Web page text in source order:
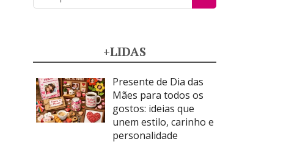
+LIDAS
Presente de Dia das
Mães para todos os
gostos: ideias que
unem estilo, carinho e
personalidade